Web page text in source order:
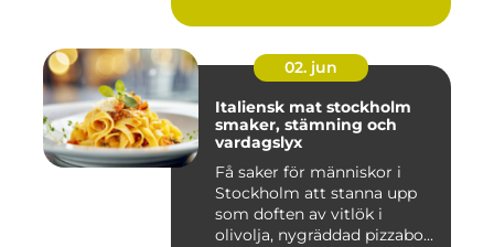
02. jun
Italiensk mat stockholm
smaker, stämning och
vardagslyx
Få saker för människor i
Stockholm att stanna upp
som doften av vitlök i
olivolja, nygräddad pizzabo...